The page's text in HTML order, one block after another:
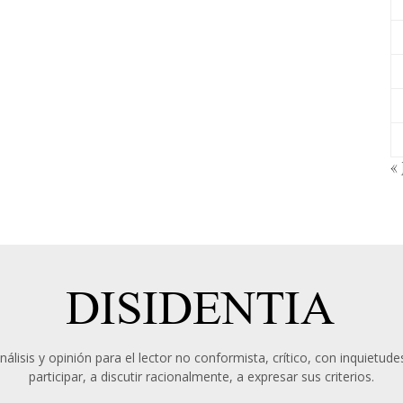
«
y opinión para el lector no conformista, crítico, con
participar, a discutir racionalmente, a expresar sus criterios.